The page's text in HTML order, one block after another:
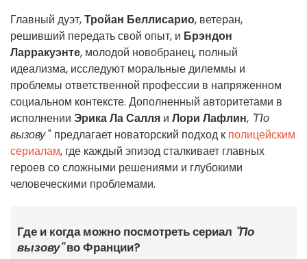
Главный дуэт,Тройан Беллисарио, ветеран,
решивший передать свой опыт, и Брэндон
Ларракуэнте, молодой новобранец, полный
идеализма, исследуют моральные дилеммы и
проблемы ответственной профессии в напряженном
социальном контексте. Дополненный авторитетами в
исполнении Эрика Ла Салля и Лори Лафлин, "По
вызову" предлагает новаторский подход к полицейским
сериалам, где каждый эпизод сталкивает главных
героев со сложными решениями и глубокими
человеческими проблемами.
Где и когда можно посмотреть сериал "По
вызову"во Франции?